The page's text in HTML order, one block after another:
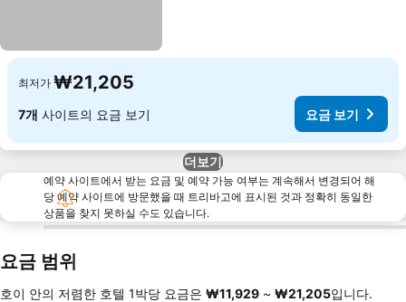
최저가 ₩21,205
7개 사이트의 요금 보기 요금 보기
더보기
예약 사이트에서 받는 요금 및 예약 가능 여부는 계속해서 변경되어 해
당 예약 사이트에 방문했을 때 트리바고에 표시된 것과 정확히 동일한
상품을 찾지 못하실 수도 있습니다.
요금 범위
호이 안의 저렴한 호텔 1박당 요금은 ‎₩11,929 ~ ‎₩21,205입니다.